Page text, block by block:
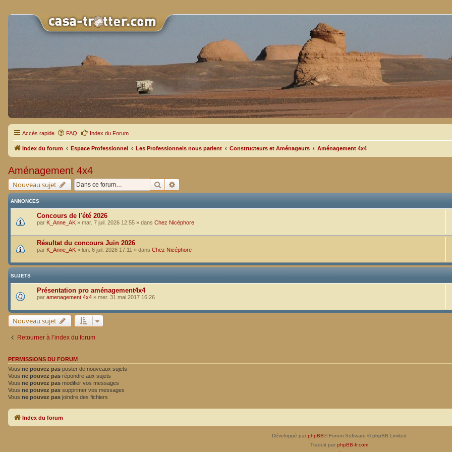
Accès rapide FAQ Index du Forum
Index du forum Espace Professionnel Les Professionnels nous parlent Constructeurs et Aménageurs Aménagement 4x4
Aménagement 4x4
Nouveau sujet Rechercher
ANNONCES
Concours de l'été 2026
par K_Anne_AK » mar. 7 juil. 2026 12:55 » dans Chez Nicéphore
Résultat du concours Juin 2026
par K_Anne_AK » lun. 6 juil. 2026 17:11 » dans Chez Nicéphore
SUJETS
Présentation pro aménagement4x4
par amenagement 4x4 » mer. 31 mai 2017 16:26
Nouveau sujet
Retourner à l’index du forum
PERMISSIONS DU FORUM
Vous ne pouvez pas poster de nouveaux sujets
Vous ne pouvez pas répondre aux sujets
Vous ne pouvez pas modifier vos messages
Vous ne pouvez pas supprimer vos messages
Vous ne pouvez pas joindre des fichiers
Index du forum
Développé par phpBB® Forum Software © phpBB Limited
Traduit par phpBB-fr.com